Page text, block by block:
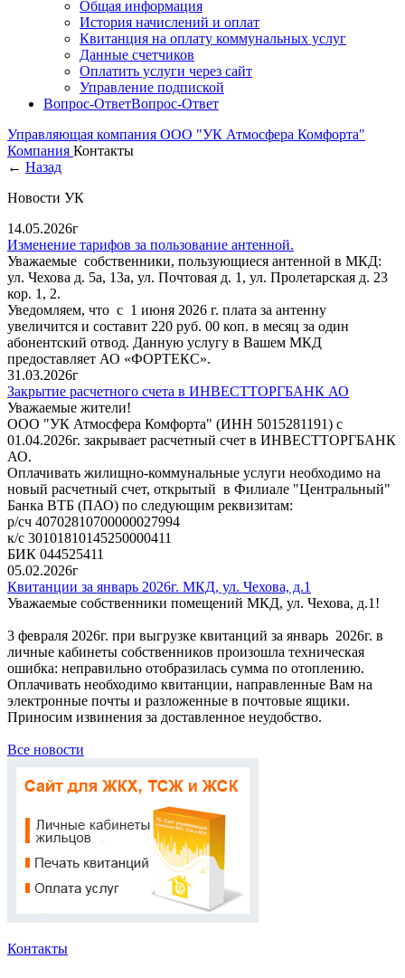
Общая информация
История начислений и оплат
Квитанция на оплату коммунальных услуг
Данные счетчиков
Оплатить услуги через сайт
Управление подпиской
Вопрос-ОтветВопрос-Ответ
Управляющая компания ООО "УК Атмосфера Комфорта"
Компания Контакты
← Назад
Новости УК
14.05.2026г
Изменение тарифов за пользование антенной.
Уважаемые собственники, пользующиеся антенной в МКД:
ул. Чехова д. 5а, 13а, ул. Почтовая д. 1, ул. Пролетарская д. 23
кор. 1, 2.
Уведомляем, что с 1 июня 2026 г. плата за антенну
увеличится и составит 220 руб. 00 коп. в месяц за один
абонентский отвод. Данную услугу в Вашем МКД
предоставляет АО «ФОРТЕКС».
31.03.2026г
Закрытие расчетного счета в ИНВЕСТТОРГБАНК АО
Уважаемые жители!
ООО "УК Атмосфера Комфорта" (ИНН 5015281191) с
01.04.2026г. закрывает расчетный счет в ИНВЕСТТОРГБАНК
АО.
Оплачивать жилищно-коммунальные услуги необходимо на
новый расчетный счет, открытый в Филиале "Центральный"
Банка ВТБ (ПАО) по следующим реквизитам:
р/сч 40702810700000027994
к/с 30101810145250000411
БИК 044525411
05.02.2026г
Квитанции за январь 2026г. МКД, ул. Чехова, д.1
Уважаемые собственники помещений МКД, ул. Чехова, д.1!
3 февраля 2026г. при выгрузке квитанций за январь 2026г. в
личные кабинеты собственников произошла техническая
ошибка: неправильно отобразилась сумма по отоплению.
Оплачивать необходимо квитанции, направленные Вам на
электронные почты и разложенные в почтовые ящики.
Приносим извинения за доставленное неудобство.
Все новости
Контакты